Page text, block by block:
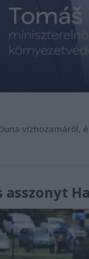
vízhozamáról,